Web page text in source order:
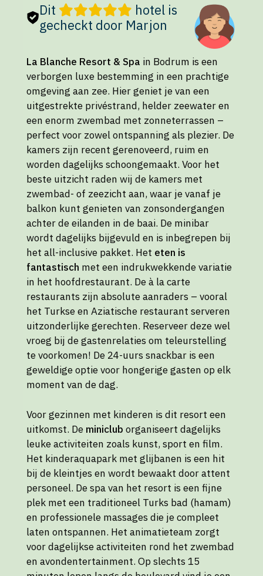
Dit
hotel is
gecheckt door Marjon
La Blanche Resort & Spa in Bodrum is een
verborgen luxe bestemming in een prachtige
omgeving aan zee. Hier geniet je van een
uitgestrekte privéstrand, helder zeewater en
een enorm zwembad met zonneterrassen –
perfect voor zowel ontspanning als plezier. De
kamers zijn recent gerenoveerd, ruim en
worden dagelijks schoongemaakt. Voor het
beste uitzicht raden wij de kamers met
zwembad- of zeezicht aan, waar je vanaf je
balkon kunt genieten van zonsondergangen
achter de eilanden in de baai. De minibar
wordt dagelijks bijgevuld en is inbegrepen bij
het all-inclusive pakket. Het eten is
fantastisch met een indrukwekkende variatie
in het hoofdrestaurant. De à la carte
restaurants zijn absolute aanraders – vooral
het Turkse en Aziatische restaurant serveren
uitzonderlijke gerechten. Reserveer deze wel
vroeg bij de gastenrelaties om teleurstelling
te voorkomen! De 24-uurs snackbar is een
geweldige optie voor hongerige gasten op elk
moment van de dag.
Voor gezinnen met kinderen is dit resort een
uitkomst. De miniclub organiseert dagelijks
leuke activiteiten zoals kunst, sport en film.
Het kinderaquapark met glijbanen is een hit
bij de kleintjes en wordt bewaakt door attent
personeel. De spa van het resort is een fijne
plek met een traditioneel Turks bad (hamam)
en professionele massages die je compleet
laten ontspannen. Het animatieteam zorgt
voor dagelijkse activiteiten rond het zwembad
en avondentertainment. Op slechts 15